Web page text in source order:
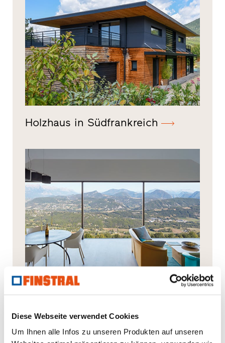
Diese Webseite verwendet Cookies
Um Ihnen alle Infos zu unseren Produkten auf unseren
Holzhaus in Südfrankreich
Villa in Dauphiné